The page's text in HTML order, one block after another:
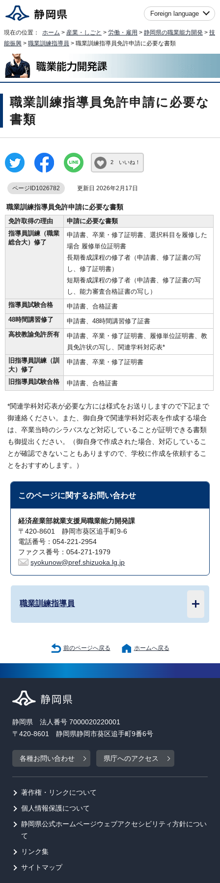
Foreign language
現在の位置： ホーム > 産業・しごと > 労働・雇用 > 静岡県の職業能力開発 > 技
能振興 > 職業訓練指導員 > 職業訓練指導員免許申請に必要な書類
職業訓練指導員免許申請に必要な
書類
2 いいね！
ページID1026782 更新日 2026年2月17日
職業訓練指導員免許申請に必要な書類
免許取得の理由
申請に必要な書類
指導員訓練（職業
総合大）修了
申請書、卒業・修了証明書、選択科目を履修した
場合 履修単位証明書
長期養成課程の修了者（申請書、修了証書の写
し、修了証明書）
短期養成課程の修了者（申請書、修了証書の写
し、能力審査合格証書の写し）
指導員試験合格
申請書、合格証書
48時間講習修了
申請書、48時間講習修了証書
高校教諭免許所有
申請書、卒業・修了証明書、履修単位証明書、教
員免許状の写し、関連学科対応表*
旧指導員訓練（訓
大）修了
申請書、卒業・修了証明書
旧指導員試験合格 申請書、合格証書
*関連学科対応表が必要な方には様式をお送りしますので下記まで
御連絡ください。また、御自身で関連学科対応表を作成する場合
は、卒業当時のシラバスなど対応していることが証明できる書類
も御提出ください。（御自身で作成された場合、対応しているこ
とが確認できないこともありますので、学校に作成を依頼するこ
とをおすすめします。）
このページに関するお問い合わせ
経済産業部就業支援局職業能力開発課
〒420-8601 静岡市葵区追手町9-6
電話番号：054-221-2954
ファクス番号：054-271-1979
syokunow@pref.shizuoka.lg.jp
職業訓練指導員
前のページへ戻る ホームへ戻る
静岡県 法人番号 7000020220001
〒420-8601 静岡県静岡市葵区追手町9番6号
各種お問い合わせ 県庁へのアクセス
著作権・リンクについて
個人情報保護について
静岡県公式ホームページウェブアクセシビリティ方針につい
て
リンク集
サイトマップ